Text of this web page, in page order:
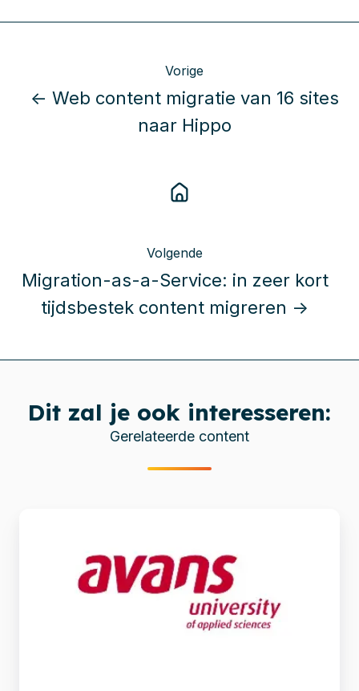
Vorige
← Web content migratie van 16 sites
naar Hippo
Volgende
Migration-as-a-Service: in zeer kort
tijdsbestek content migreren →
Dit zal je ook interesseren:
Gerelateerde content